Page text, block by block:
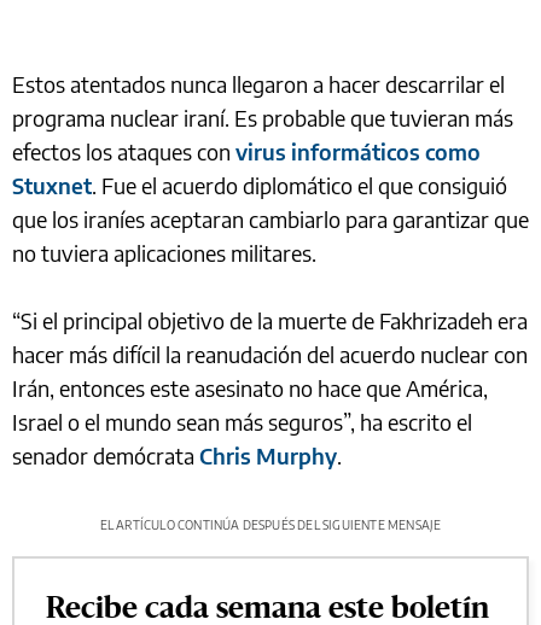
Estos atentados nunca llegaron a hacer descarrilar el
programa nuclear iraní. Es probable que tuvieran más
efectos los ataques con virus informáticos como
Stuxnet . Fue el acuerdo diplomático el que consiguió
que los iraníes aceptaran cambiarlo para garantizar que
no tuviera aplicaciones militares.
“Si el principal objetivo de la muerte de Fakhrizadeh era
hacer más difícil la reanudación del acuerdo nuclear con
Irán, entonces este asesinato no hace que América,
Israel o el mundo sean más seguros”, ha escrito el
senador demócrata Chris Murphy
EL ARTÍCULO CONTINÚA DESPUÉS DEL SIGUIENTE MENSAJE
Recibe cada semana este boletín